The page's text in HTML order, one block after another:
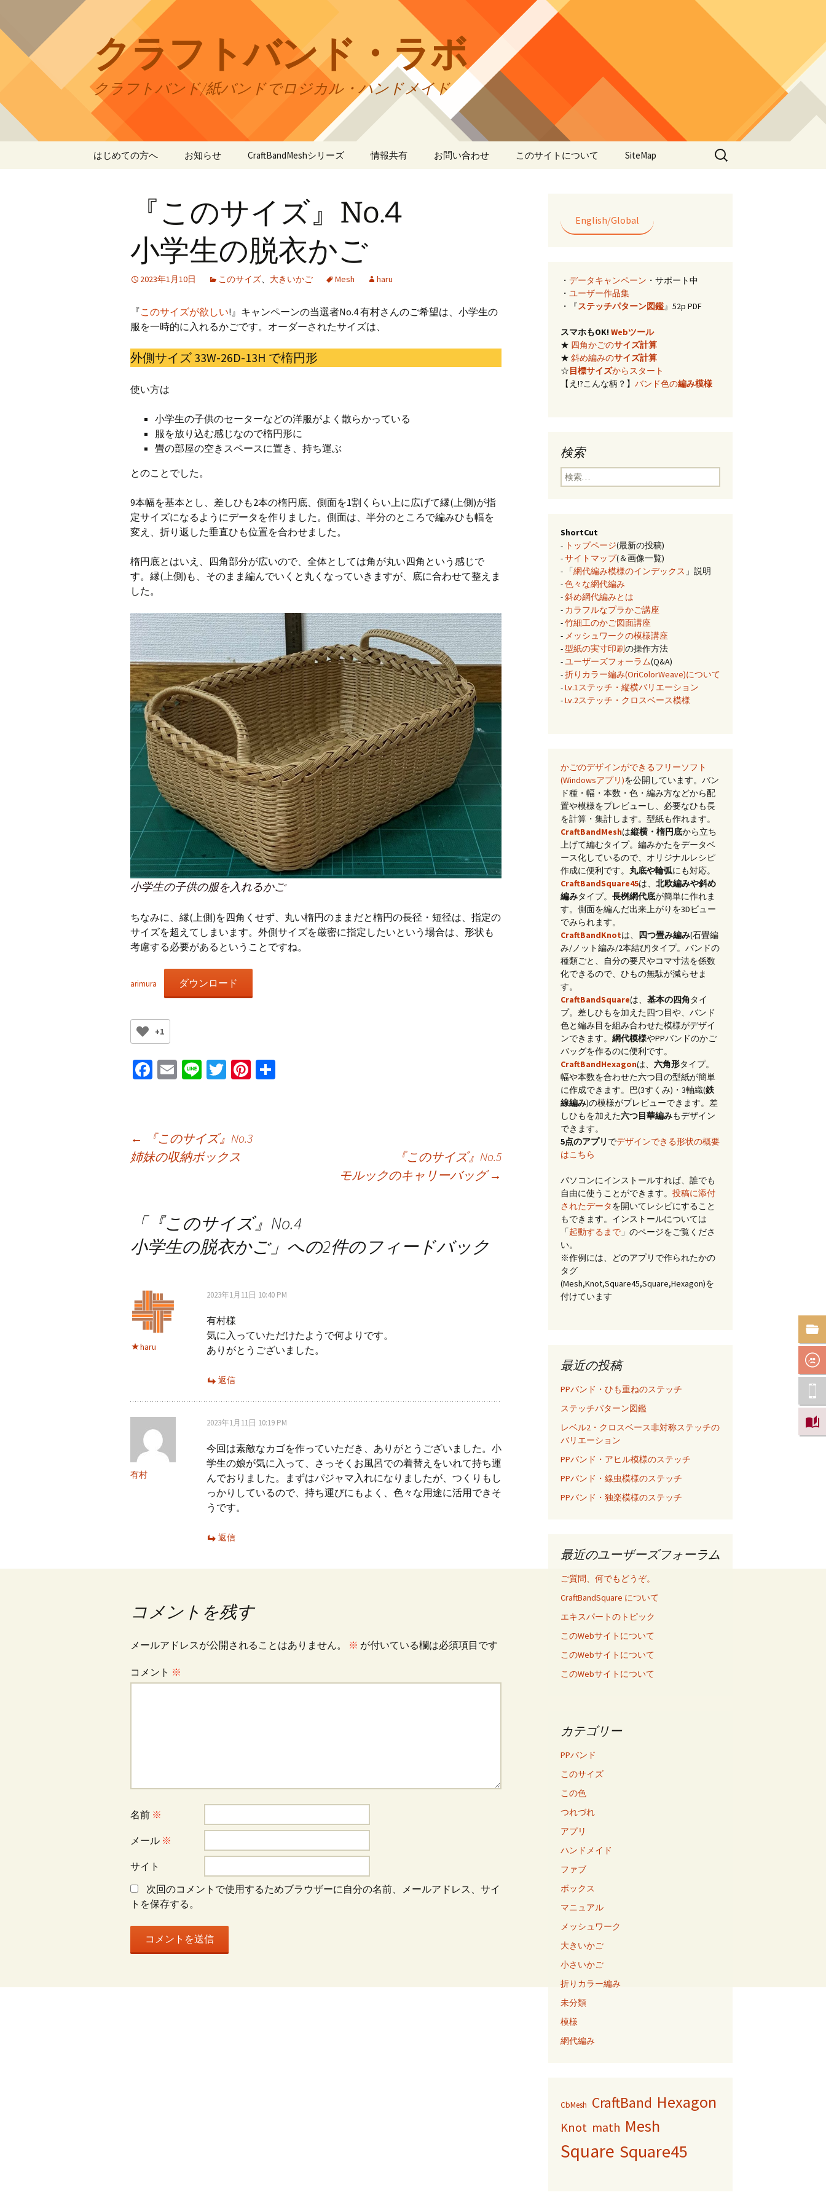
テ
キ
プ
クラフトバンド・ラボ
クラフトバンド/紙バンドでロジカル・ハンドメイド
はじめての方へ お知らせ CraftBandMeshシリーズ
CraftBandMesh出力例
CraftBandSquare45 CraftBandSquare45使用
例
CraftBandKnot
CraftBandSquare
CbMesh
起動するまで お任せインストール手
初回起動手順と始め方
情報共有
ユーザーズフォーラム
四角かごのサイズ計算
目標サイズからの概算
バンド色の編み模様
クロスベースのステッ
チ・2色の組合せ模様
お問い合わせ このサイトについて
折りカラー編み
(OriColorWeave)につい
SiteMap
検
索:
『このサイズ』No.4
小学生の脱衣かご
2023年1月10日 このサイズ、 大きいかご Mesh haru
『このサイズが欲しい!』キャンペーンの当選者No.4 有村さんのご希望は、小学生の
服を一時的に入れるかごです。オーダーされたサイズは、
外側サイズ 33W-26D-13H で楕円形
使い方は
小学生の子供のセーターなどの洋服がよく散らかっている
服を放り込む感じなので楕円形に
畳の部屋の空きスペースに置き、持ち運ぶ
とのことでした。
9本幅を基本とし、差しひも2本の楕円底、側面を1割くらい上に広げて縁(上側)が指
定サイズになるようにデータを作りました。側面は、半分のところで編みひも幅を
変え、折り返した垂直ひも位置を合わせました。
楕円底とはいえ、四角部分が広いので、全体としては角が丸い四角という感じで
す。縁(上側)も、そのまま編んでいくと丸くなっていきますが、底に合わせて整えま
した。
小学生の子供の服を入れるかご
ちなみに、縁(上側)を四角くせず、丸い楕円のままだと楕円の長径・短径は、指定の
サイズを超えてしまいます。外側サイズを厳密に指定したいという場合は、形状も
考慮する必要があるということですね。
arimura ダウンロード
+1
Fa
o
o
k
E
l
Li T
er
Pi
es
t
←
『このサイズ』No.3
姉妹の収納ボックス
『このサイズ』No.5
モルックのキャリーバッグ→
「『このサイズ』No.4
小学生の脱衣かご」への2件のフィードバック
haru
2023年1月11日 10:40 PM
有村様
気に入っていただけたようで何よりです。
ありがとうございました。
返信
有村
2023年1月11日 10:19 PM
今回は素敵なカゴを作っていただき、ありがとうございました。小
学生の娘が気に入って、さっそくお風呂での着替えをいれて持ち運
んでおりました。まずはパジャマ入れになりましたが、つくりもし
っかりしているので、持ち運びにもよく、色々な用途に活用できそ
うです。
返信
コメントを残す
メールアドレスが公開されることはありません。 ※ が付いている欄は必須項目です
コメント ※
名前 ※
メール ※
サイト
次回のコメントで使用するためブラウザーに自分の名前、メールアドレス、サイ
トを保存する。
English/Global
・ データキャンペーン ・サポート中
・ ユーザー作品集
・『ステッチパターン図鑑』52p PDF
スマホもOK! Webツール
★ 四角かごのサイズ計算
★ 斜め編みのサイズ計算
☆目標サイズからスタート
【え!?こんな柄？】 バンド色の編み模様
検索
検
索:
ShortCut
- トップページ(最新の投稿)
-サイトマップ(＆画像一覧)
- 「網代編み模様のインデックス 」説明
-色々な網代編み
-斜め網代編みとは
- カラフルなプラかご講座
-竹細工のかご図面講座
- メッシュワークの模様講座
-型紙の実寸印刷の操作方法
-ユーザーズフォーラム(Q&A)
-折りカラー編み(OriColorWeave)について
-Lv.1ステッチ・縦横バリエーション
-Lv.2ステッチ・クロスベース模様
かごのデザインができるフリーソフト
(Windowsアプリ)を公開しています。バン
ド種・幅・本数・色・編み方などから配
置や模様をプレビューし、必要なひも長
を計算・集計します。型紙も作れます。
CraftBandMeshは縦横・楕円底から立ち
上げて編むタイプ。編みかたをデータベ
ース化しているので、オリジナルレシピ
作成に便利です。 丸底や輪弧にも対応。
CraftBandSquare45は、 北欧編みや斜め
編みタイプ。 長桝網代底が簡単に作れま
す。側面を編んだ出来上がりを3Dビュー
でみられます。
CraftBandKnotは、 四つ畳み編み(石畳編
み/ノット編み/2本結び)タイプ。バンドの
種類ごと、自分の要尺やコマ寸法を係数
化できるので、ひもの無駄が減らせま
す。
CraftBandSquareは、 基本の四角タイ
プ。差しひもを加えた四つ目や、バンド
色と編み目を組み合わせた模様がデザイ
ンできます。 網代模様やPPバンドのかご
バッグを作るのに便利です。
CraftBandHexagonは、 六角形タイプ。
幅や本数を合わせた六つ目の型紙が簡単
に作成できます。巴(3すくみ)・3軸織(鉄
線編み)の模様がプレビューできます。差
しひもを加えた六つ目華編みもデザイン
できます。
5点のアプリ でデザインできる形状の概要
はこちら
パソコンにインストールすれば、誰でも
自由に使うことができます。 投稿に添付
されたデータを開いてレシピにすること
もできます。インストールについては
「起動するまで 」のページをご覧くださ
い。
※作例には、どのアプリで作られたかの
タグ
(Mesh,Knot,Square45,Square,Hexagon)を
付けています
最近の投稿
PPバンド・ひも重ねのステッチ
ステッチパターン図鑑
レベル2・クロスベース非対称ステッチの
バリエーション
PPバンド・アヒル模様のステッチ
PPバンド・線虫模様のステッチ
PPバンド・独楽模様のステッチ
最近のユーザーズフォーラム
ご質問、何でもどうぞ。
CraftBandSquare について
エキスパートのトピック
このWebサイトについて
このWebサイトについて
このWebサイトについて
カテゴリー
PPバンド
このサイズ
この色
つれづれ
アプリ
ハンドメイド
ファブ
ボックス
マニュアル
メッシュワーク
大きいかご
小さいかご
折りカラー編み
未分類
模様
網代編み
CbMesh CraftBand Hexagon
Knot math Mesh
Square Square45